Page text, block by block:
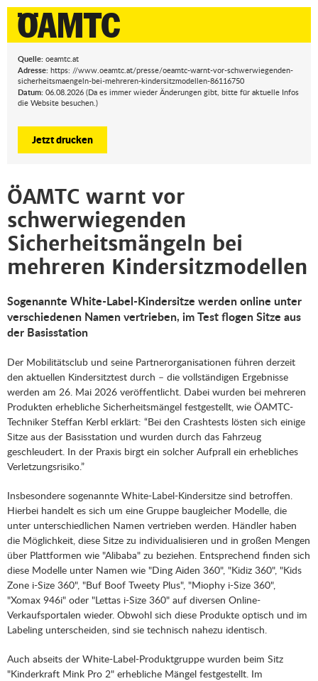
Quelle: oeamtc.at
Adresse: https: //www.oeamtc.at/presse/oeamtc-warnt-vor-schwerwiegenden-
sicherheitsmaengeln-bei-mehreren-kindersitzmodellen-86116750
Datum: 06.08.2026 (Da es immer wieder Änderungen gibt, bitte für aktuelle Infos
die Website besuchen.)
Jetzt drucken
ÖAMTC warnt vor
schwerwiegenden
Sicherheitsmängeln bei
mehreren Kindersitzmodellen
Sogenannte White-Label-Kindersitze werden online unter
verschiedenen Namen vertrieben, im Test flogen Sitze aus
der Basisstation
Der Mobilitätsclub und seine Partnerorganisationen führen derzeit
den aktuellen Kindersitztest durch – die vollständigen Ergebnisse
werden am 26. Mai 2026 veröffentlicht. Dabei wurden bei mehreren
Produkten erhebliche Sicherheitsmängel festgestellt, wie ÖAMTC-
Techniker Steffan Kerbl erklärt: “Bei den Crashtests lösten sich einige
Sitze aus der Basisstation und wurden durch das Fahrzeug
geschleudert. In der Praxis birgt ein solcher Aufprall ein erhebliches
Verletzungsrisiko.”
Insbesondere sogenannte White-Label-Kindersitze sind betroffen.
Hierbei handelt es sich um eine Gruppe baugleicher Modelle, die
unter unterschiedlichen Namen vertrieben werden. Händler haben
die Möglichkeit, diese Sitze zu individualisieren und in großen Mengen
über Plattformen wie "Alibaba" zu beziehen. Entsprechend finden sich
diese Modelle unter Namen wie "Ding Aiden 360", "Kidiz 360", "Kids
Zone i-Size 360", "Buf Boof Tweety Plus", "Miophy i-Size 360",
"Xomax 946i" oder "Lettas i-Size 360" auf diversen Online-
Verkaufsportalen wieder. Obwohl sich diese Produkte optisch und im
Labeling unterscheiden, sind sie technisch nahezu identisch.
Auch abseits der White-Label-Produktgruppe wurden beim Sitz
"Kinderkraft Mink Pro 2" erhebliche Mängel festgestellt. Im